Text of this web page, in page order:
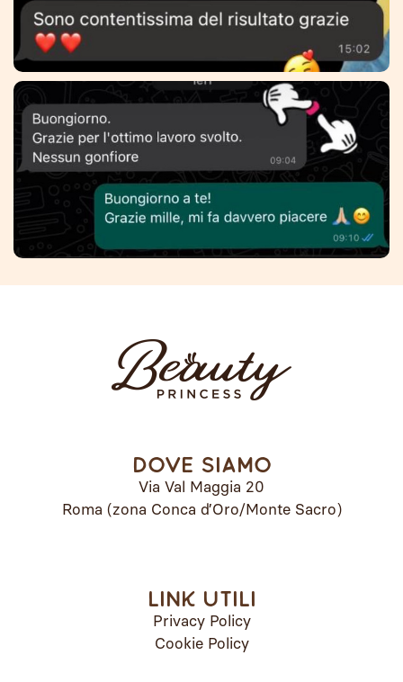
Dove siamo
Via Val Maggia 20
Roma (zona Conca d’Oro/Monte Sacro)
Link utili
Privacy Policy
Cookie Policy